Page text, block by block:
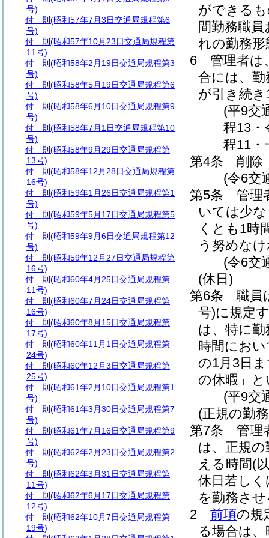
ができる
間勤務職
れの勤務
6
管理者は
合には、
が引き続
(平9交
程13・
程11・
第4条
削除
(令6交
第5条
管理
いては少
くとも1時
う努めな
(令6交
(休日)
第6条
職員
号)に規定
は、特に
時間にお
の1月3日
の休暇」
(平9交
(正規の勤
第7条
管理
は、正規の
える時間(
休日若し
を勤務さ
2
前項の規
る場合は
号)
付 則 (昭和57年7月3日交通局規程第6
号)
付 則 (昭和57年10月23日交通局規程第
11号)
付 則 (昭和58年2月19日交通局規程第3
号)
付 則 (昭和58年5月19日交通局規程第6
号)
付 則 (昭和58年6月10日交通局規程第9
号)
付 則 (昭和58年7月1日交通局規程第10
号)
付 則 (昭和58年9月29日交通局規程第
13号)
付 則 (昭和58年12月28日交通局規程第
16号)
付 則 (昭和59年1月26日交通局規程第1
号)
付 則 (昭和59年5月17日交通局規程第5
号)
付 則 (昭和59年9月6日交通局規程第12
号)
付 則 (昭和59年12月27日交通局規程第
16号)
付 則 (昭和60年4月25日交通局規程第
11号)
付 則 (昭和60年7月24日交通局規程第
16号)
付 則 (昭和60年8月15日交通局規程第
17号)
付 則 (昭和60年11月1日交通局規程第
24号)
付 則 (昭和60年12月3日交通局規程第
25号)
付 則 (昭和61年2月10日交通局規程第1
号)
付 則 (昭和61年3月30日交通局規程第7
号)
付 則 (昭和61年7月16日交通局規程第9
号)
付 則 (昭和62年2月23日交通局規程第2
号)
付 則 (昭和62年3月31日交通局規程第
11号)
付 則 (昭和62年6月17日交通局規程第
12号)
付 則 (昭和62年10月7日交通局規程第
19号)